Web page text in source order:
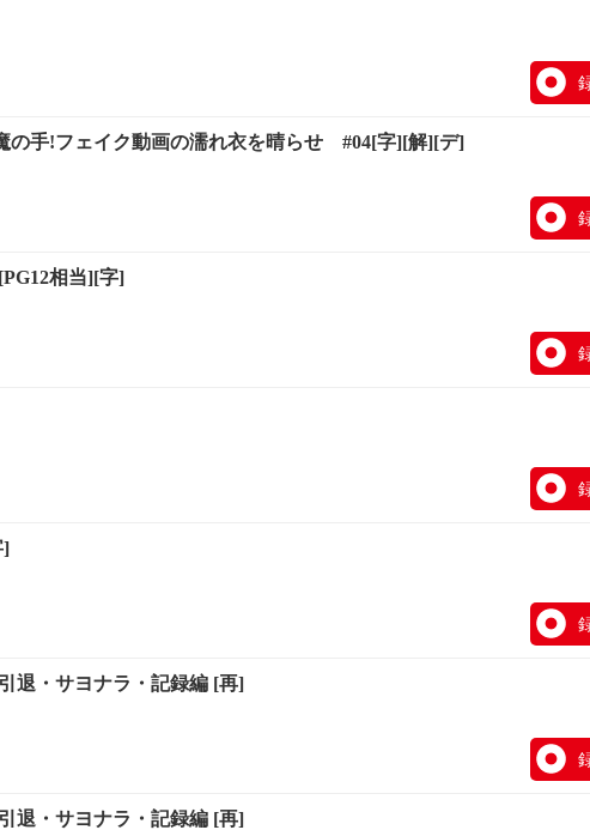
手!フェイク動画の濡れ衣を晴らせ #04[字][解][デ]
相当][字]
]
退・サヨナラ・記録編 [再]
退・サヨナラ・記録編 [再]